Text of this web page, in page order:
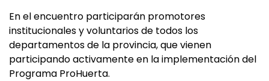
En el encuentro participarán promotores
institucionales y voluntarios de todos los
departamentos de la provincia, que vienen
participando activamente en la implementación del
Programa ProHuerta.